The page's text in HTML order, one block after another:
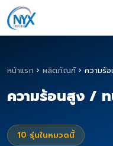
หน้าแรก › ผลิตภัณฑ์ › ความร้
ความร้อนสูง /
10 รุ่นในหมวดนี้